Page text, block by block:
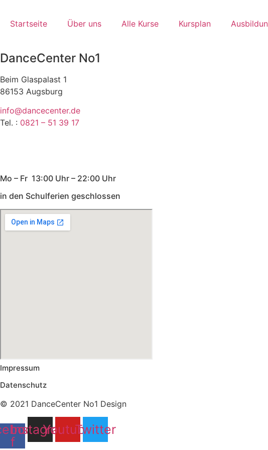
content
Startseite Über uns Alle Kurse Kursplan
DanceCenter No1
Beim Glaspalast 1
86153 Augsburg
info@dancecenter.de
Tel. : 0821 – 51 39 17
Мo – Fr 13:00 Uhr – 22:00 Uhr
in den Schulferien geschlossen
Impressum
Datenschutz
© 2021 DanceCenter No1 Design
f
Instagram
YoutubeTwitter